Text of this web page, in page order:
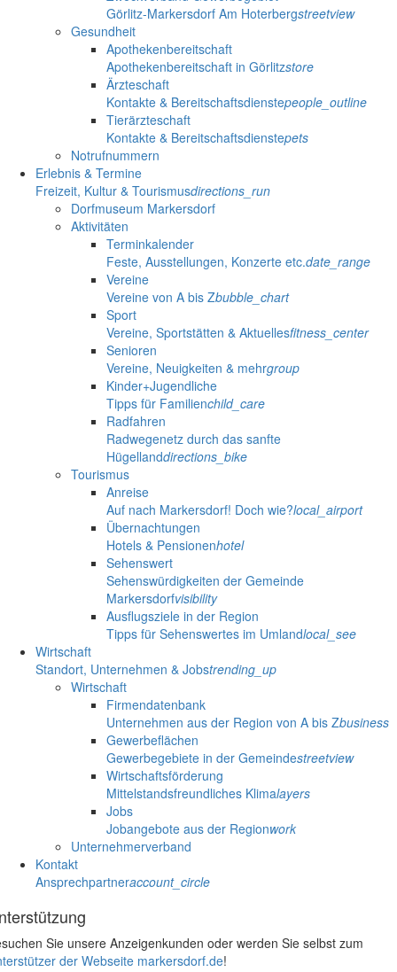
Görlitz-Markersdorf Am Hoterbergstreetview
Gesundheit
Apothekenbereitschaft
Apothekenbereitschaft in Görlitzstore
Ärzteschaft
Kontakte & Bereitschaftsdienstepeople_outline
Tierärzteschaft
Kontakte & Bereitschaftsdienstepets
Notrufnummern
Erlebnis & Termine
Freizeit, Kultur & Tourismusdirections_run
Dorfmuseum Markersdorf
Aktivitäten
Terminkalender
Feste, Ausstellungen, Konzerte etc.date_range
Vereine
Vereine von A bis Zbubble_chart
Sport
Vereine, Sportstätten & Aktuellesfitness_center
Senioren
Vereine, Neuigkeiten & mehrgroup
Kinder+Jugendliche
Tipps für Familienchild_care
Radfahren
Radwegenetz durch das sanfte
Hügellanddirections_bike
Tourismus
Anreise
Auf nach Markersdorf! Doch wie?local_airport
Übernachtungen
Hotels & Pensionenhotel
Sehenswert
Sehenswürdigkeiten der Gemeinde
Markersdorfvisibility
Ausflugsziele in der Region
Tipps für Sehenswertes im Umlandlocal_see
Wirtschaft
Standort, Unternehmen & Jobstrending_up
Wirtschaft
Firmendatenbank
Unternehmen aus der Region von A bis Zbusiness
Gewerbeflächen
Gewerbegebiete in der Gemeindestreetview
Wirtschaftsförderung
Mittelstandsfreundliches Klimalayers
Jobs
Jobangebote aus der Regionwork
Unternehmerverband
Kontakt
Ansprechpartneraccount_circle
Sie unsere Anzeigenkunden oder werden Sie selbst zum
der Webseite markersdorf.de!